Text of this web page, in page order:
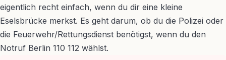
eigentlich recht einfach, wenn du dir eine kleine
Eselsbrücke merkst. Es geht darum, ob du die Polizei oder
die Feuerwehr/Rettungsdienst benötigst, wenn du den
Notruf Berlin 110 112 wählst.